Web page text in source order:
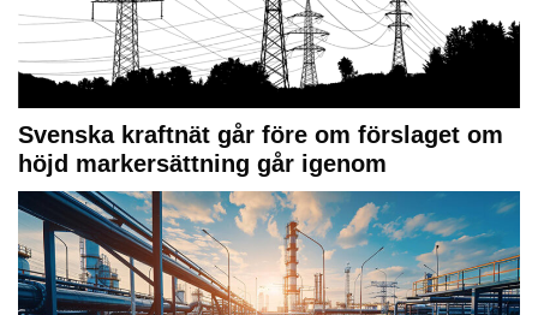
Svenska kraftnät går före om förslaget om
höjd markersättning går igenom